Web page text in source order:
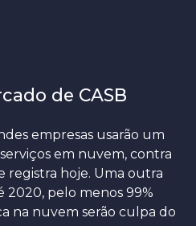
de CASB
empresas usarão um
em nuvem, contra
registra hoje. Uma outra
2020, pelo menos 99%
na nuvem serão culpa do